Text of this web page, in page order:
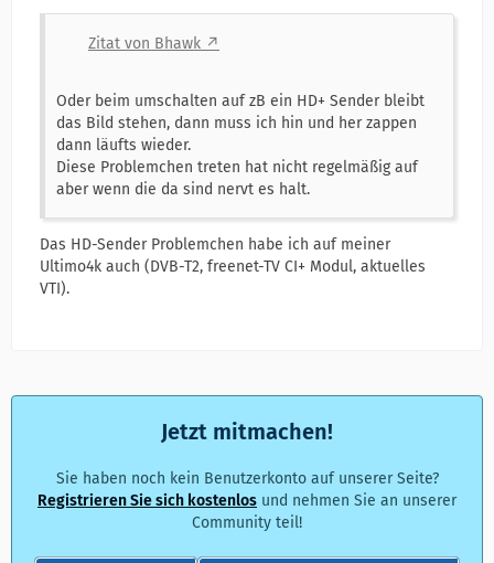
Zitat von Bhawk
Oder beim umschalten auf zB ein HD+ Sender bleibt
das Bild stehen, dann muss ich hin und her zappen
dann läufts wieder.
Diese Problemchen treten hat nicht regelmäßig auf
aber wenn die da sind nervt es halt.
Das HD-Sender Problemchen habe ich auf meiner
Ultimo4k auch (DVB-T2, freenet-TV CI+ Modul, aktuelles
VTI).
Jetzt mitmachen!
Sie haben noch kein Benutzerkonto auf unserer Seite?
Registrieren Sie sich kostenlos und nehmen Sie an unserer
Community teil!